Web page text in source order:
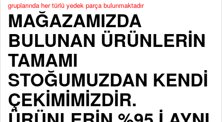
gruplarında her türlü yedek parça bulunmaktadır
MAĞAZAMIZDA
BULUNAN ÜRÜNLERİN
TAMAMI
STOĞUMUZDAN KENDİ
ÇEKİMİMİZDİR.